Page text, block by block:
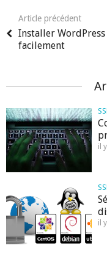
Article précédent
Installer WordPress
facilement
il
il